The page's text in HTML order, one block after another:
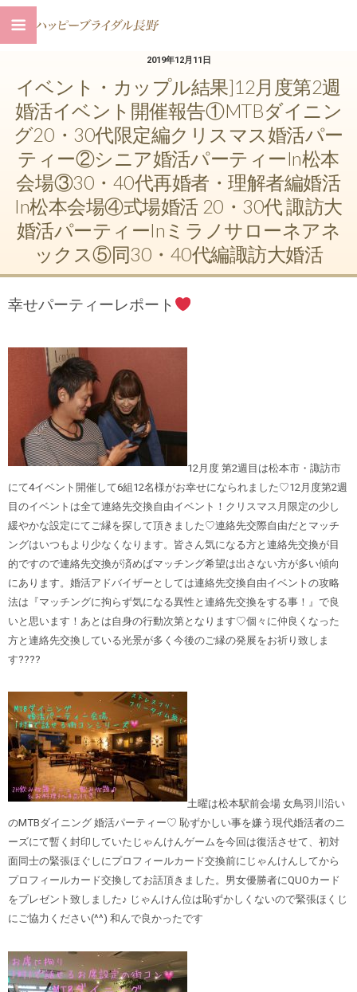
2019年12月11日
イベント・カップル結果]12月度第2週
婚活イベント開催報告①MTBダイニン
グ20・30代限定編クリスマス婚活パー
ティー②シニア婚活パーティーin松本
会場③30・40代再婚者・理解者編婚活
In松本会場④式場婚活 20・30代 諏訪大
婚活パーティーinミラノサローネアネ
ックス⑤同30・40代編諏訪大婚活
幸せパーティーレポート
12月度 第2週目は松本市・諏訪市
にて4イベント開催して6組12名様がお幸せになられました♡12月度第2週
目のイベントは全て連絡先交換自由イベント！クリスマス月限定の少し
緩やかな設定にてご縁を探して頂きました♡連絡先交際自由だとマッチ
ングはいつもより少なくなります。皆さん気になる方と連絡先交換が目
的ですので連絡先交換が済めばマッチング希望は出さない方が多い傾向
にあります。婚活アドバイザーとしては連絡先交換自由イベントの攻略
法は『マッチングに拘らず気になる異性と連絡先交換をする事！』で良
いと思います！あとは自身の行動次第となります♡個々に仲良くなった
方と連絡先交換している光景が多く今後のご縁の発展をお祈り致しま
す????
土曜は松本駅前会場 女鳥羽川沿い
のMTBダイニング 婚活パーティー♡ 恥ずかしい事を嫌う現代婚活者のニ
ーズにて暫く封印していたじゃんけんゲームを今回は復活させて、初対
面同士の緊張ほぐしにプロフィールカード交換前にじゃんけんしてから
プロフィールカード交換してお話頂きました。男女優勝者にQUOカード
をプレゼント致しました♪ じゃんけん位は恥ずかしくないので緊張ほくじ
にご協力ください(^^) 和んで良かったです